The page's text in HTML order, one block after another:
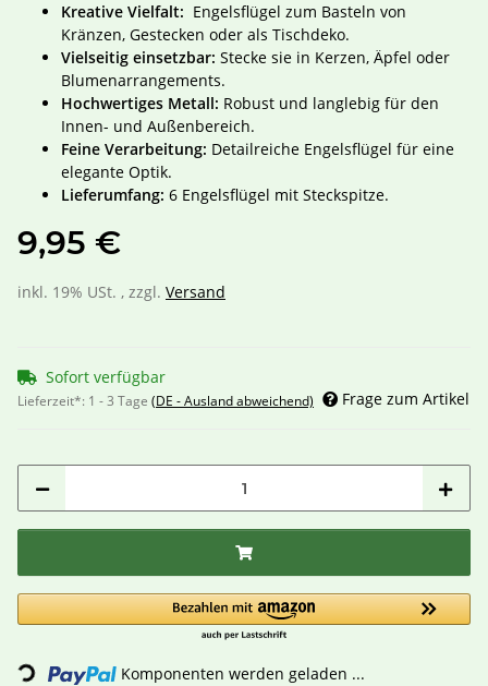
Kreative Vielfalt: Engelsflügel zum Basteln von
Kränzen, Gestecken oder als Tischdeko.
Vielseitig einsetzbar: Stecke sie in Kerzen, Äpfel oder
Blumenarrangements.
Hochwertiges Metall: Robust und langlebig für den
Innen- und Außenbereich.
Feine Verarbeitung: Detailreiche Engelsflügel für eine
elegante Optik.
Lieferumfang: 6 Engelsflügel mit Steckspitze.
9,95 €
inkl. 19% USt. , zzgl. Versand
Sofort verfügbar
Lieferzeit*: 1 - 3 Tage (DE - Ausland abweichend) Frage zum Artikel
Loading... Komponenten werden geladen ...